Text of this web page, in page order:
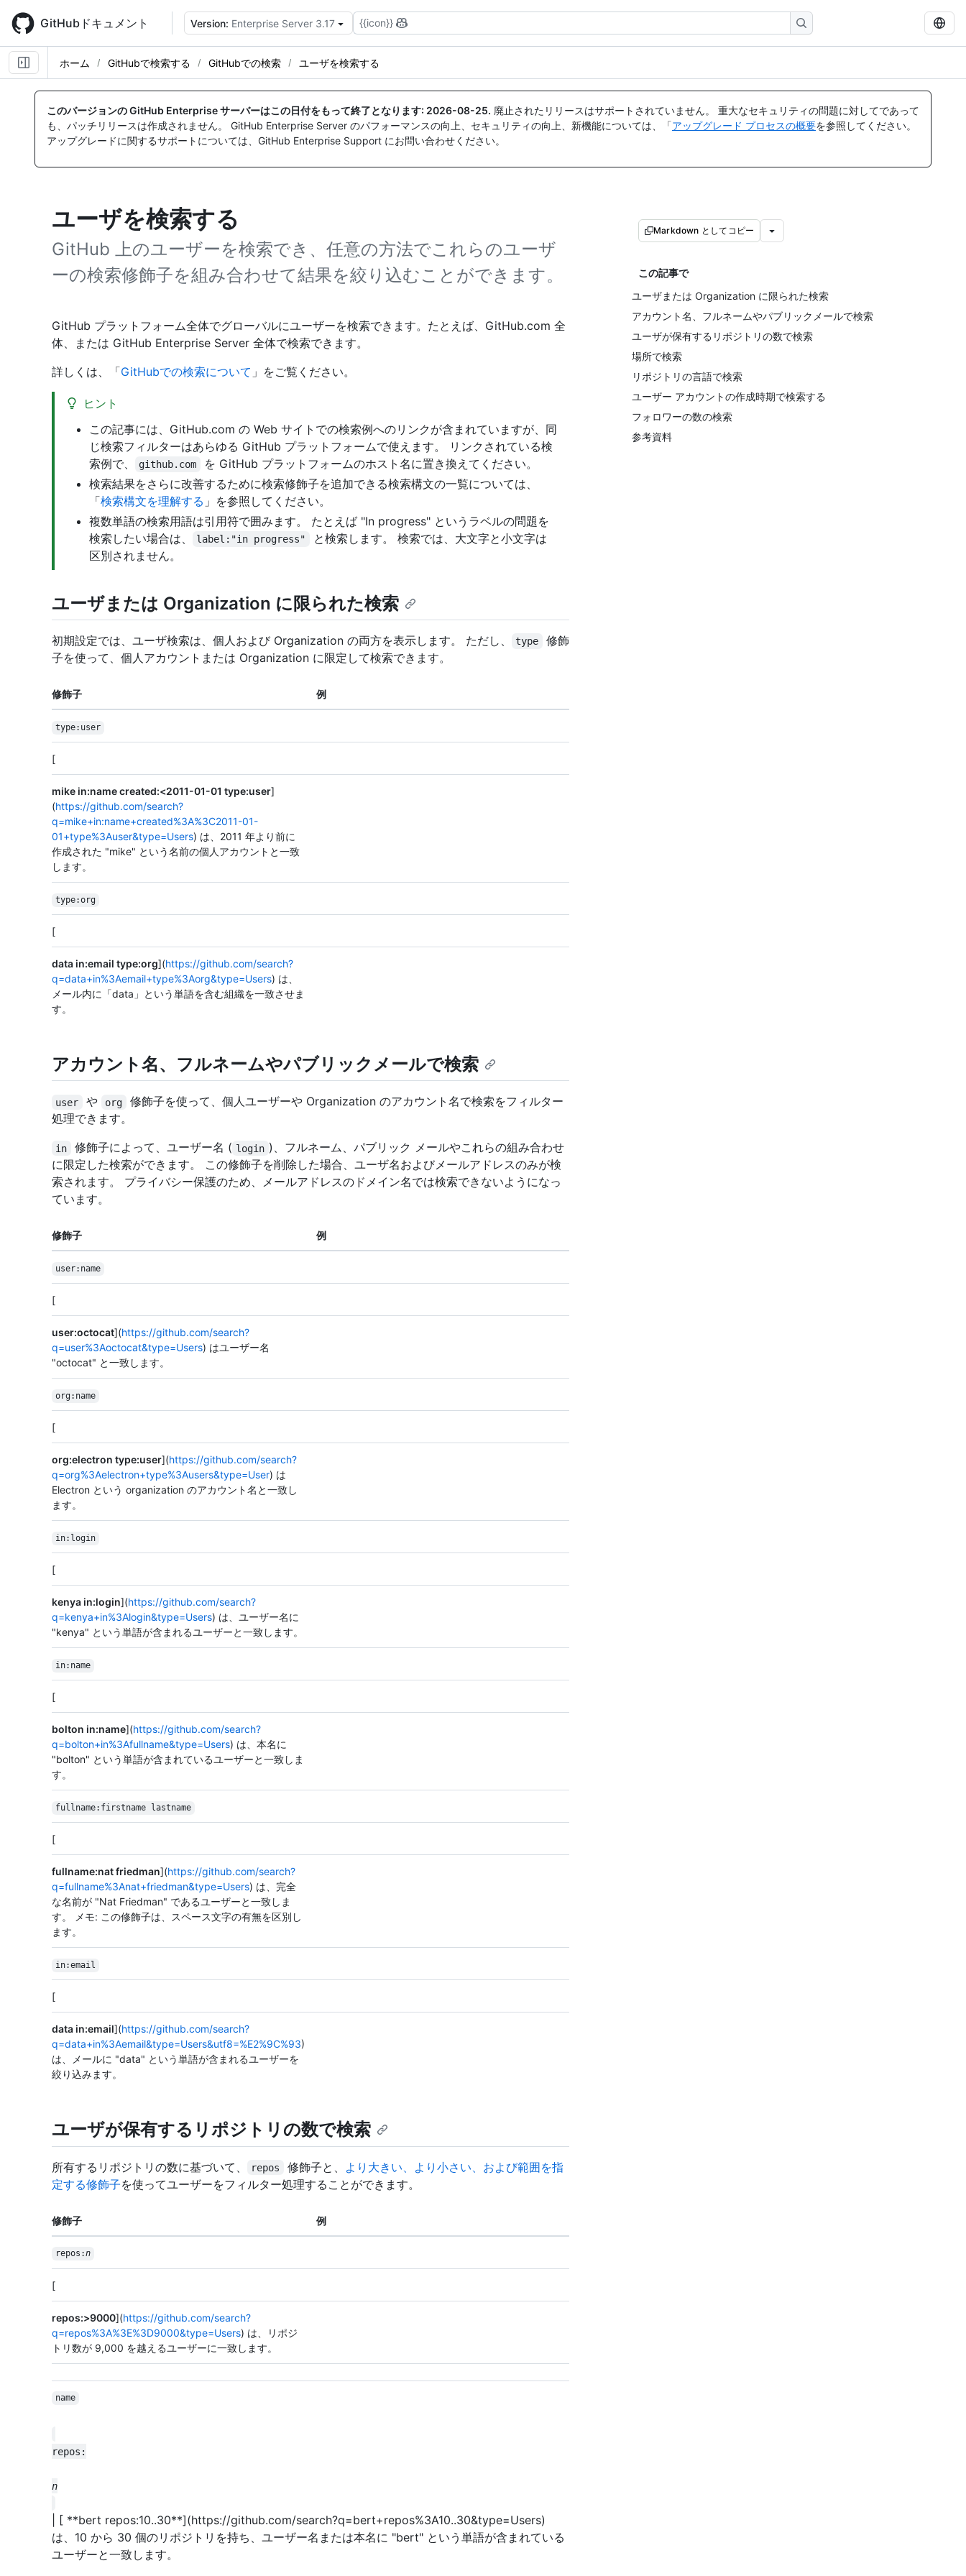
main
content
GitHubドキュメント Version: Enterprise Server 3.17 {{icon}}
ホーム GitHubで検索する GitHubでの検索 ユーザを検索する
このバージョンの GitHub Enterprise サーバーはこの日付をもって終了となります: 2026-08-25. 廃止されたリリースはサポートされていません。 重大なセキュリティの問題に対してであって
も、パッチリリースは作成されません。 GitHub Enterprise Server のパフォーマンスの向上、セキュリティの向上、新機能については、「アップグレード プロセスの概要を参照してください。
アップグレードに関するサポートについては、GitHub Enterprise Support にお問い合わせください。
ユーザを検索する
GitHub 上のユーザーを検索でき、任意の方法でこれらのユーザ
ーの検索修飾子を組み合わせて結果を絞り込むことができます。
Markdown としてコピー
この記事で
ユーザまたは Organization に限られた検索
アカウント名、フルネームやパブリックメールで検索
ユーザが保有するリポジトリの数で検索
場所で検索
リポジトリの言語で検索
ユーザー アカウントの作成時期で検索する
フォロワーの数の検索
参考資料
GitHub プラットフォーム全体でグローバルにユーザーを検索できます。たとえば、GitHub.com 全
体、または GitHub Enterprise Server 全体で検索できます。
詳しくは、「GitHubでの検索について 」をご覧ください。
ヒント
この記事には、GitHub.com の Web サイトでの検索例へのリンクが含まれていますが、同
じ検索フィルターはあらゆる GitHub プラットフォームで使えます。 リンクされている検
索例で、
github.com
を GitHub プラットフォームのホスト名に置き換えてください。
検索結果をさらに改善するために検索修飾子を追加できる検索構文の一覧については、
「検索構文を理解する 」を参照してください。
複数単語の検索用語は引用符で囲みます。 たとえば "In progress" というラベルの問題を
検索したい場合は、
label:"in progress"
と検索します。 検索では、大文字と小文字は
区別されません。
ユーザまたは Organization に限られた検索
初期設定では、ユーザ検索は、個人および Organization の両方を表示します。 ただし、 type
修飾
子を使って、個人アカウントまたは Organization に限定して検索できます。
修飾子 例
type:user
[
mike in:name created:<2011-01-01 type:user]
(https://github.com/search?
q=mike+in:name+created%3A%3C2011-01-
01+type%3Auser&type=Users) は、2011 年より前に
作成された "mike" という名前の個人アカウントと一致
します。
type:org
[
data in:email type:org](https://github.com/search?
q=data+in%3Aemail+type%3Aorg&type=Users) は、
メール内に「data」という単語を含む組織を一致させま
す。
アカウント名、フルネームやパブリックメールで検索
user や org
修飾子を使って、個人ユーザーや Organization のアカウント名で検索をフィルター
処理できます。
in 修飾子によって、ユーザー名 ( login )、フルネーム、パブリック メールやこれらの組み合わせ
に限定した検索ができます。 この修飾子を削除した場合、ユーザ名およびメールアドレスのみが検
索されます。 プライバシー保護のため、メールアドレスのドメイン名では検索できないようになっ
ています。
修飾子 例
user:name
[
user:octocat](https://github.com/search?
q=user%3Aoctocat&type=Users) はユーザー名
"octocat" と一致します。
org:name
[
org:electron type:user](https://github.com/search?
q=org%3Aelectron+type%3Ausers&type=User) は
Electron という organization のアカウント名と一致し
ます。
in:login
[
kenya in:login](https://github.com/search?
q=kenya+in%3Alogin&type=Users) は、ユーザー名に
"kenya" という単語が含まれるユーザーと一致します。
in:name
[
bolton in:name](https://github.com/search?
q=bolton+in%3Afullname&type=Users) は、本名に
"bolton" という単語が含まれているユーザーと一致しま
す。
fullname:firstname lastname
[
fullname:nat friedman](https://github.com/search?
q=fullname%3Anat+friedman&type=Users) は、完全
な名前が "Nat Friedman" であるユーザーと一致しま
す。 メモ: この修飾子は、スペース文字の有無を区別し
ます。
in:email
[
data in:email](https://github.com/search?
q=data+in%3Aemail&type=Users&utf8=%E2%9C%93)
は、メールに "data" という単語が含まれるユーザーを
絞り込みます。
ユーザが保有するリポジトリの数で検索
所有するリポジトリの数に基づいて、 repos 修飾子と、
より大きい、より小さい、および範囲を指
定する修飾子を使ってユーザーをフィルター処理することができます。
修飾子 例
repos:n
[
repos:>9000](https://github.com/search?
q=repos%3A%3E%3D9000&type=Users) は、リポジ
トリ数が 9,000 を越えるユーザーに一致します。
name
| [ **bert repos:10..30**](https://github.com/search?q=bert+repos%3A10..30&type=Users)
は、10 から 30 個のリポジトリを持ち、ユーザー名または本名に "bert" という単語が含まれている
ユーザーと一致します。